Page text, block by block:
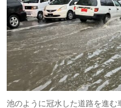
池のように冠水した道路を進む